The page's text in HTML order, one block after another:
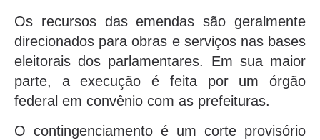
Os recursos das emendas são geralmente
direcionados para obras e serviços nas bases
eleitorais dos parlamentares. Em sua maior
parte, a execução é feita por um órgão
federal em convênio com as prefeituras.
O contingenciamento é um corte provisório